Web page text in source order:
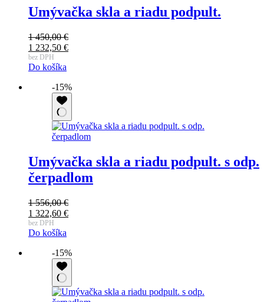
Umývačka skla a riadu podpult.
1 450,00€
Pôvodná
cena
bola:
450,00 €.
1 232,50 €
Aktuálna
cena
232,50 €.
bez DPH
Do košíka
-15%
Umývačka skla a riadu podpult. s odp.
čerpadlom
1 556,00€
Pôvodná
cena
bola:
556,00 €.
1 322,60 €
Aktuálna
cena
322,60 €.
bez DPH
Do košíka
-15%